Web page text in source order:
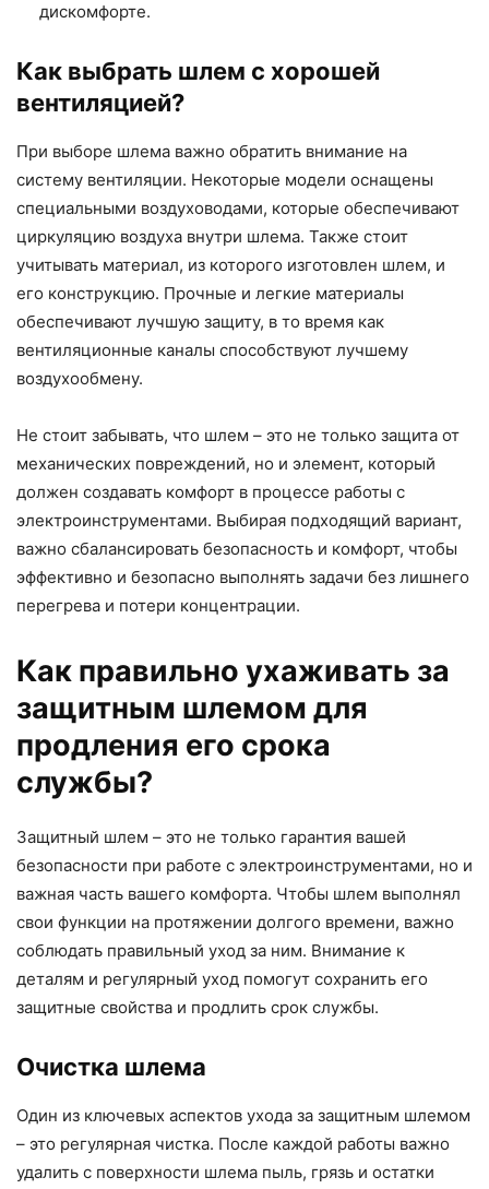
дискомфорте.
Как выбрать шлем с хорошей
вентиляцией?
При выборе шлема важно обратить внимание на
систему вентиляции. Некоторые модели оснащены
специальными воздуховодами, которые обеспечивают
циркуляцию воздуха внутри шлема. Также стоит
учитывать материал, из которого изготовлен шлем, и
его конструкцию. Прочные и легкие материалы
обеспечивают лучшую защиту, в то время как
вентиляционные каналы способствуют лучшему
воздухообмену.
Не стоит забывать, что шлем – это не только защита от
механических повреждений, но и элемент, который
должен создавать комфорт в процессе работы с
электроинструментами. Выбирая подходящий вариант,
важно сбалансировать безопасность и комфорт, чтобы
эффективно и безопасно выполнять задачи без лишнего
перегрева и потери концентрации.
Как правильно ухаживать за
защитным шлемом для
продления его срока
службы?
Защитный шлем – это не только гарантия вашей
безопасности при работе с электроинструментами, но и
важная часть вашего комфорта. Чтобы шлем выполнял
свои функции на протяжении долгого времени, важно
соблюдать правильный уход за ним. Внимание к
деталям и регулярный уход помогут сохранить его
защитные свойства и продлить срок службы.
Очистка шлема
Один из ключевых аспектов ухода за защитным шлемом
– это регулярная чистка. После каждой работы важно
удалить с поверхности шлема пыль, грязь и остатки